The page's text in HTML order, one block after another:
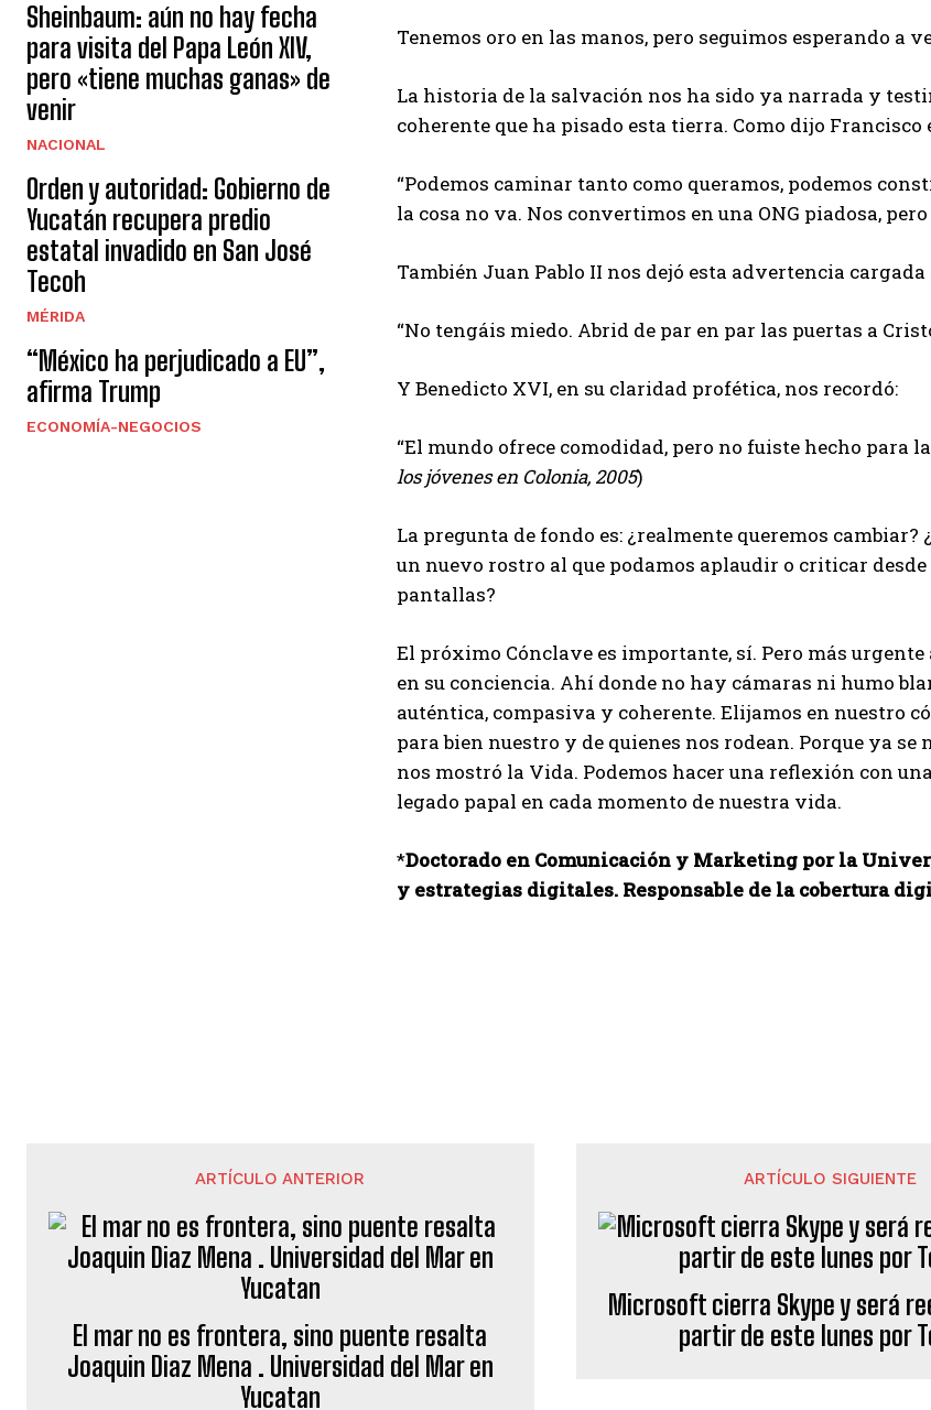
Sheinbaum: aún no hay fecha
para visita del Papa León XIV,
pero «tiene muchas ganas» de
venir
NACIONAL
Orden y autoridad: Gobierno de
Yucatán recupera predio
estatal invadido en San José
Tecoh
MÉRIDA
“México ha perjudicado a EU”,
afirma Trump
ECONOMÍA-NEGOCIOS
Tenemos oro en las manos, pero seguimos esperando a
La historia de la salvación nos ha sido ya narrada y
coherente que ha pisado esta tierra. Como dijo
“Podemos caminar tanto como queramos, podemos
la cosa no va. Nos convertimos en una ONG piadosa,
También Juan Pablo II nos dejó esta advertencia
“No tengáis miedo. Abrid de par en par las puertas a
Y Benedicto XVI, en su claridad profética, nos recordó:
“El mundo ofrece comodidad, pero no fuiste hecho para
los jóvenes en Colonia, 2005)
La pregunta de fondo es: ¿realmente queremos
un nuevo rostro al que podamos aplaudir o criticar
pantallas?
El próximo Cónclave es importante, sí. Pero más
en su conciencia. Ahí donde no hay cámaras ni humo
auténtica, compasiva y coherente. Elijamos en nuestro
para bien nuestro y de quienes nos rodean. Porque ya
nos mostró la Vida. Podemos hacer una reflexión con
legado papal en cada momento de nuestra vida.
*Doctorado en Comunicación y Marketing por la
y estrategias digitales. Responsable de la cobertura
ARTÍCULO ANTERIOR
El mar no es frontera, sino puente resalta
Joaquin Diaz Mena . Universidad del Mar en
Yucatan
ARTÍCULO SIGUIENTE
Microsoft cierra Skype y será
partir de este lunes por